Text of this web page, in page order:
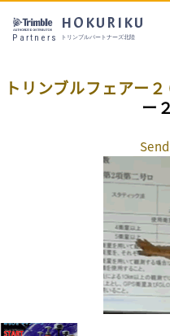
Partners
HOKURIKU
トリンブルパートナーズ北陸
トリンブルフェアー２
ー